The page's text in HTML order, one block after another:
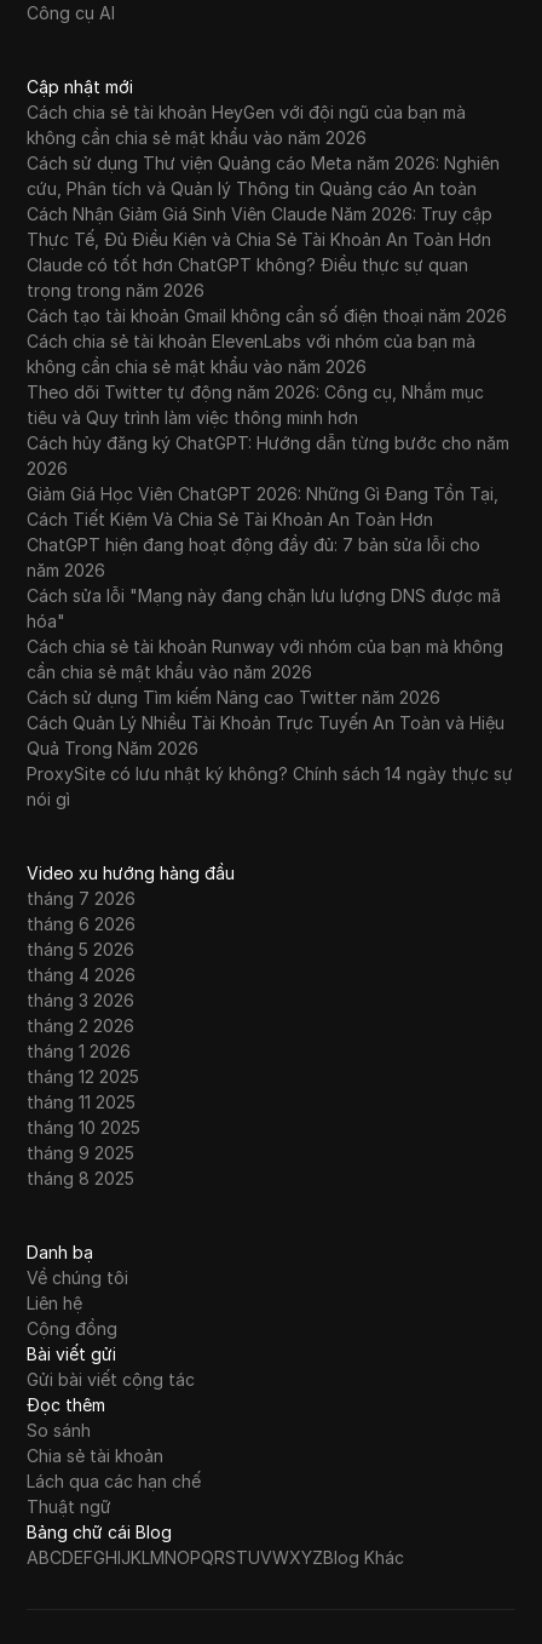
Công cụ AI
Cập nhật mới
Cách chia sẻ tài khoản HeyGen với đội ngũ của bạn mà
không cần chia sẻ mật khẩu vào năm 2026
Cách sử dụng Thư viện Quảng cáo Meta năm 2026: Nghiên
cứu, Phân tích và Quản lý Thông tin Quảng cáo An toàn
Cách Nhận Giảm Giá Sinh Viên Claude Năm 2026: Truy cập
Thực Tế, Đủ Điều Kiện và Chia Sẻ Tài Khoản An Toàn Hơn
Claude có tốt hơn ChatGPT không? Điều thực sự quan
trọng trong năm 2026
Cách tạo tài khoản Gmail không cần số điện thoại năm 2026
Cách chia sẻ tài khoản ElevenLabs với nhóm của bạn mà
không cần chia sẻ mật khẩu vào năm 2026
Theo dõi Twitter tự động năm 2026: Công cụ, Nhắm mục
tiêu và Quy trình làm việc thông minh hơn
Cách hủy đăng ký ChatGPT: Hướng dẫn từng bước cho năm
2026
Giảm Giá Học Viên ChatGPT 2026: Những Gì Đang Tồn Tại,
Cách Tiết Kiệm Và Chia Sẻ Tài Khoản An Toàn Hơn
ChatGPT hiện đang hoạt động đầy đủ: 7 bản sửa lỗi cho
năm 2026
Cách sửa lỗi "Mạng này đang chặn lưu lượng DNS được mã
hóa"
Cách chia sẻ tài khoản Runway với nhóm của bạn mà không
cần chia sẻ mật khẩu vào năm 2026
Cách sử dụng Tìm kiếm Nâng cao Twitter năm 2026
Cách Quản Lý Nhiều Tài Khoản Trực Tuyến An Toàn và Hiệu
Quả Trong Năm 2026
ProxySite có lưu nhật ký không? Chính sách 14 ngày thực sự
nói gì
Video xu hướng hàng đầu
tháng 7 2026
tháng 6 2026
tháng 5 2026
tháng 4 2026
tháng 3 2026
tháng 2 2026
tháng 1 2026
tháng 12 2025
tháng 11 2025
tháng 10 2025
tháng 9 2025
tháng 8 2025
Danh bạ
Về chúng tôi
Liên hệ
Cộng đồng
Bài viết gửi
Gửi bài viết cộng tác
Đọc thêm
So sánh
Chia sẻ tài khoản
Lách qua các hạn chế
Thuật ngữ
Bảng chữ cái Blog
ABCDEFGHIJKLMNOPQRSTUVWXYZBlog Khác